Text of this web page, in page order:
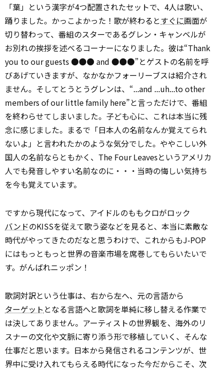
「葉」という漢字が4つ配置されたセットで、4人は歌い、
踊りました。かっこよかった！歌が終わるとすぐに画面が
切り替わって、番組のスターであるグレン・キャンベルが
お別れの挨拶を述べるコーナーになりました。彼は“Thank
you to our guests ●●● and ●●●”とゲストの名前を呼
びあげていきますが、なかなかフォーリーブスは紹介され
ません。そしてとうとうグレンは、“...and ...uh...to other
members of our little family here”と言っただけで、番組
を終わらせてしまいました。子ども心に、これは本当に残
念に感じました。まるで「日本人の名前なんか覚えてられ
ないよ」と言われたかのような気分でした。ややこしい外
国人の名前ならともかく、The Four Leavesというアメリカ
人でも発音しやすい名前なのに・・・当時の悔しい気持ち
を今も覚えています。
ですから現代になって、アイドルのももクロがロック
バンドのKISSを従えて歌う姿などを見ると、本当に素敵な
時代がやってきたのだなと思うわけで、これからもJ-POP
にはもっともっと世界の音楽市場を席巻してもらいたいで
す。がんばれニッポン！
歌詞対訳という仕事は、右から左へ、元の言語から
ターゲット となる言語へと歌詞を単純に移し替える作業で
は決してありません。アーティストの世界観を、海外のリ
スナーの文化や文脈に寄り添う形で移植していく、そんな
仕事だと思います。日本から発信されるコンテンツが、世
界中に受け入れてもらえる時代になった今だからこそ、次